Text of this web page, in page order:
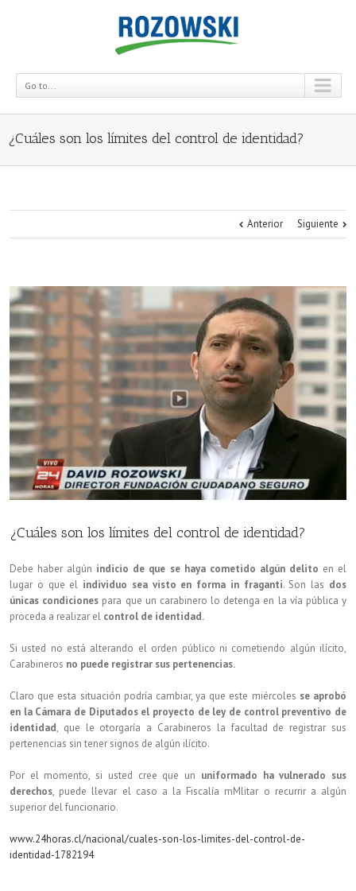
Go to...
¿Cuáles son los límites del control de identidad?
Anterior Siguiente
¿Cuáles son los límites del control de identidad?
Debe haber algún indicio de que se haya cometido algún delito en el
lugar o que el individuo sea visto en forma in fraganti. Son las dos
únicas condiciones para que un carabinero lo detenga en la vía pública y
proceda a realizar el control de identidad.
Si usted no está alterando el orden público ni cometiendo algún ilícito,
Carabineros no puede registrar sus pertenencias.
Claro que esta situación podría cambiar, ya que este miércoles se aprobó
en la Cámara de Diputados el proyecto de ley de control preventivo de
identidad, que le otorgaría a Carabineros la facultad de registrar sus
pertenencias sin tener signos de algún ilícito.
Por el momento, si usted cree que un uniformado ha vulnerado sus
derechos, puede llevar el caso a la Fiscalía mMlitar o recurrir a algún
superior del funcionario.
www.24horas.cl/nacional/cuales-son-los-limites-del-control-de-
identidad-1782194